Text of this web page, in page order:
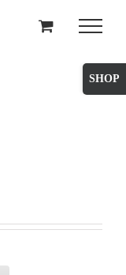
Toggle
Sliding